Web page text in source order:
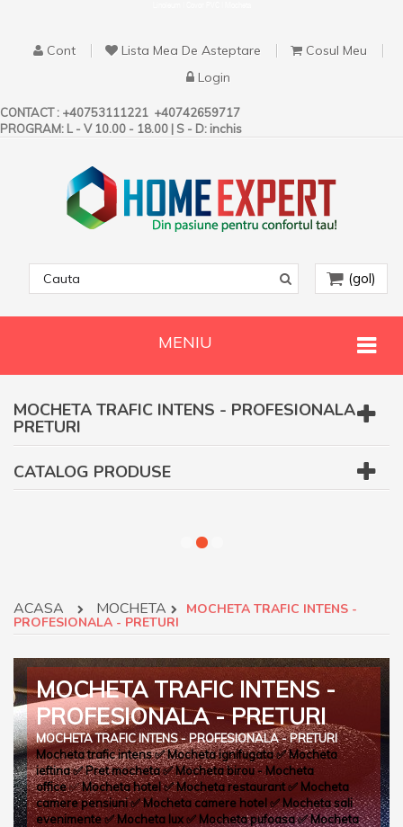
Cont Lista Mea De Asteptare
Cosul Meu
Login
CONTACT : +40753111221 +40742659717
PROGRAM: L - V 10.00 - 18.00 | S - D: inchis
(gol)
MENIU
MOCHETA TRAFIC INTENS - PROFESIONALA -
PRETURI
CATALOG PRODUSE
ACASA MOCHETA MOCHETA TRAFIC INTENS -
PROFESIONALA - PRETURI
MOCHETA TRAFIC INTENS -
PROFESIONALA - PRETURI
MOCHETA TRAFIC INTENS - PROFESIONALA - PRETURI
Mocheta trafic intens✅Mocheta ignifugata✅Mocheta
ieftina✅Pret mocheta✅Mocheta birou - Mocheta
office✅Mocheta hotel✅Mocheta restaurant✅ Mocheta
camere pensiuni✅Mocheta camere hotel ✅Mocheta sali
evenimente✅Mocheta lux✅ Mocheta pufoasa✅Mocheta